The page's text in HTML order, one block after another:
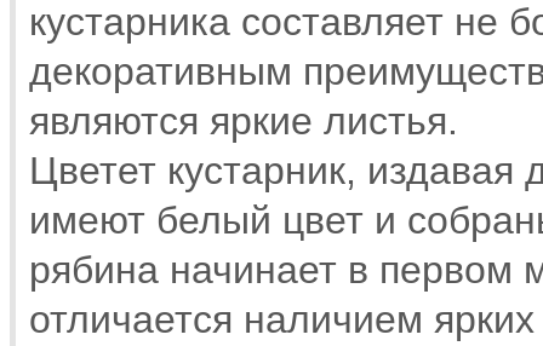
кустарника составляет не
декоративным
являются яркие листья.
Цветет кустарник,
имеют белый цвет и
рябина начинает в первом
отличается наличием